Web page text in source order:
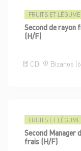
FRUITS ET
Second de rayon
(H/F)
CDI Bizanos
FRUITS ET
Second Manager
frais (H/F)